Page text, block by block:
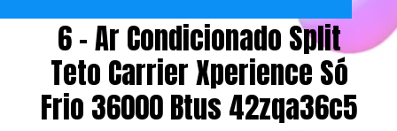
6 - Ar Condicionado Split
Teto Carrier Xperience Só
Frio 36000 Btus 42zqa36c5